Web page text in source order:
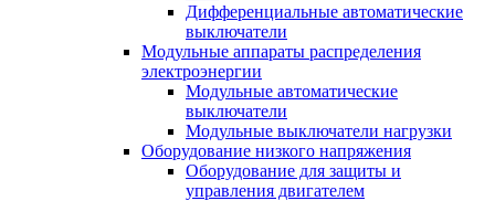
Дифференциальные автоматические
выключатели
Модульные аппараты распределения
электроэнергии
Модульные автоматические
выключатели
Модульные выключатели нагрузки
Оборудование низкого напряжения
Оборудование для защиты и
управления двигателем